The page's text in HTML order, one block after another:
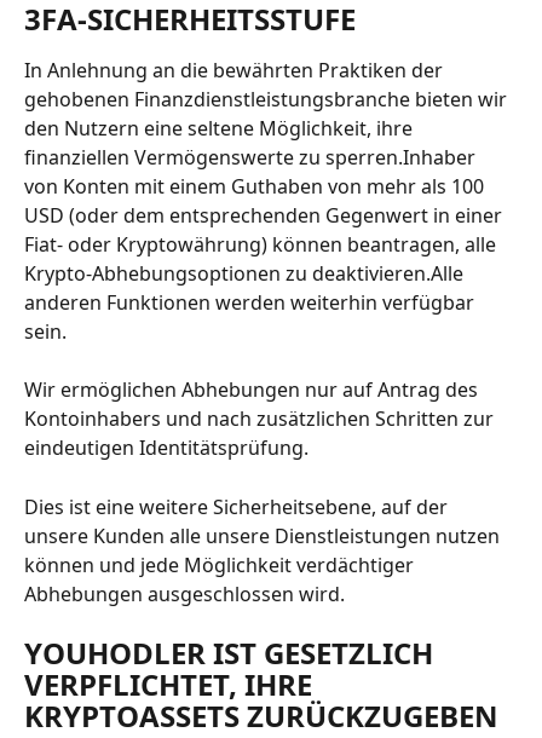
3FA-SICHERHEITSSTUFE
In Anlehnung an die bewährten Praktiken der
gehobenen Finanzdienstleistungsbranche bieten wir
den Nutzern eine seltene Möglichkeit, ihre
finanziellen Vermögenswerte zu sperren.Inhaber
von Konten mit einem Guthaben von mehr als 100
USD (oder dem entsprechenden Gegenwert in einer
Fiat- oder Kryptowährung) können beantragen, alle
Krypto-Abhebungsoptionen zu deaktivieren.Alle
anderen Funktionen werden weiterhin verfügbar
sein.
Wir ermöglichen Abhebungen nur auf Antrag des
Kontoinhabers und nach zusätzlichen Schritten zur
eindeutigen Identitätsprüfung.
Dies ist eine weitere Sicherheitsebene, auf der
unsere Kunden alle unsere Dienstleistungen nutzen
können und jede Möglichkeit verdächtiger
Abhebungen ausgeschlossen wird.
YOUHODLER IST GESETZLICH
VERPFLICHTET, IHRE
KRYPTOASSETS ZURÜCKZUGEBEN